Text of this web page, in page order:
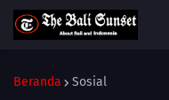
Beranda Sosial